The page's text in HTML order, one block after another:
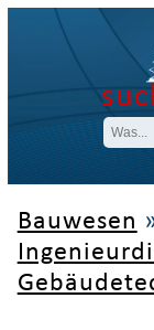
Bauwesen